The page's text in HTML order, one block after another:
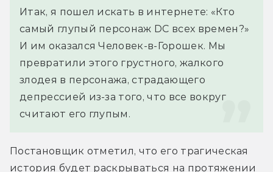
Итак, я пошел искать в интернете: «Кто
самый глупый персонаж DC всех времен?»
И им оказался Человек-в-Горошек. Мы
превратили этого грустного, жалкого
злодея в персонажа, страдающего
депрессией из-за того, что все вокруг
считают его глупым.
Постановщик отметил, что его трагическая
история будет раскрываться на протяжении